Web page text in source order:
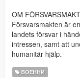
OM
Försvarsmakten är
landets försvar i
intressen, samt att
humanitär hjälp.
ВОЕННИ